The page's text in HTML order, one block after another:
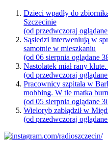
Dzieci wpadły do
Szczecinie
(od przedwczoraj
Sąsiedzi interweniują w
samotnie w mieszkaniu
(od 06 sierpnia oglądane
Nastolatek miał rany
(od przedwczoraj
Pracownicy szpitala w
mobbing. W tle matka
(od 05 sierpnia oglądane
Wieloryb zabłądził w
(od przedwczoraj